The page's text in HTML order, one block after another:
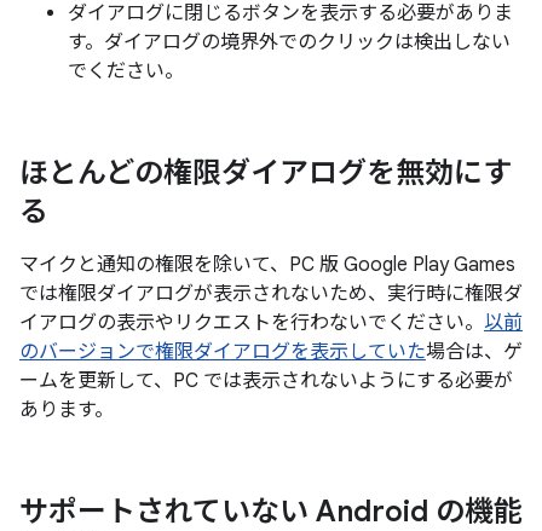
ダイアログに閉じるボタンを表示する必要がありま
す。ダイアログの境界外でのクリックは検出しない
でください。
ほとんどの権限ダイアログを無効にす
る
マイクと通知の権限を除いて、PC 版 Google Play Games
では権限ダイアログが表示されないため、実行時に権限ダ
イアログの表示やリクエストを行わないでください。 以前
のバージョンで権限ダイアログを表示していた場合は、ゲ
ームを更新して、PC では表示されないようにする必要が
あります。
サポートされていない Android の機能